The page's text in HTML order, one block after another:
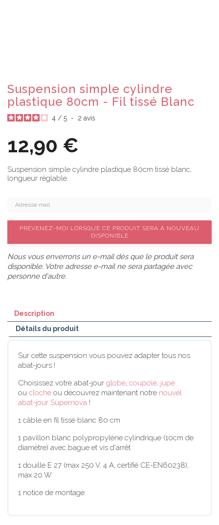
Suspension simple cylindre
plastique 80cm - Fil tissé Blanc
4 / 5 - 2 avis
12,90 €
Suspension simple cylindre plastique 80cm tissé blanc,
longueur réglable.
PRÉVENEZ-MOI LORSQUE CE PRODUIT SERA À NOUVEAU
DISPONIBLE
Nous vous enverrons un e-mail dès que le produit sera
disponible. Votre adresse e-mail ne sera partagée avec
personne d'autre.
Description
Détails du produit
Sur cette suspension vous pouvez adapter tous nos
abat-jours !
Choisissez votre abat-jour globe, coupole, jupe
ou cloche ou découvrez maintenant notre nouvel
abat-jour Supernova !
1 câble en fil tissé blanc 80 cm
1 pavillon blanc polypropylène cylindrique (10cm de
diamètre) avec bague et vis d'arrêt
1 douille E 27 (max 250 V, 4 A, certifié CE-EN60238),
max 20 W
1 notice de montage